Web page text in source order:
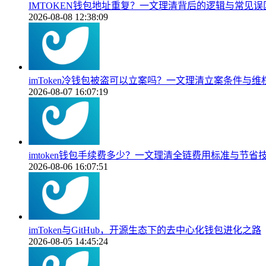
IMTOKEN钱包地址重复？一文理清背后的逻辑与常见误
2026-08-08 12:38:09
imToken冷钱包被盗可以立案吗？一文理清立案条件与维
2026-08-07 16:07:19
imtoken钱包手续费多少？一文理清全链费用标准与节省
2026-08-06 16:07:51
imToken与GitHub，开源生态下的去中心化钱包进化之路
2026-08-05 14:45:24